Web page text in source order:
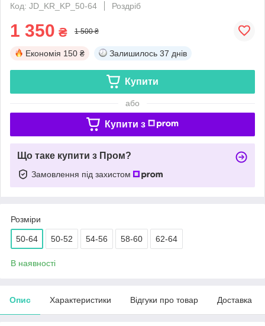
Код: JD_KR_KP_50-64
Роздріб
1 350 ₴ 1 500 ₴
Економія 150 ₴ Залишилось 37 днів
Купити
або
Купити з
Що таке купити з Пром?
Замовлення під захистом
Розміри
50-64 50-52 54-56 58-60 62-64
В наявності
Опис Характеристики Відгуки про товар Доставка